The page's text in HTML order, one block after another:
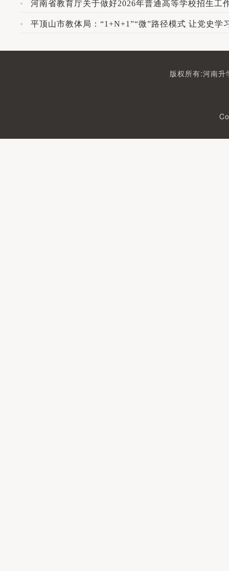
河南省教育厅关于做好2026年普通高等学校招生工
平顶山市教体局：“1+N+1”“微”路径模式 让党史学
版权所有:河南